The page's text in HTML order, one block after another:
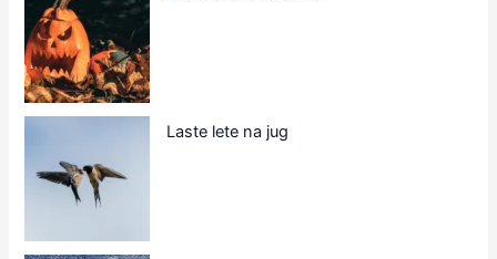
Laste lete na jug